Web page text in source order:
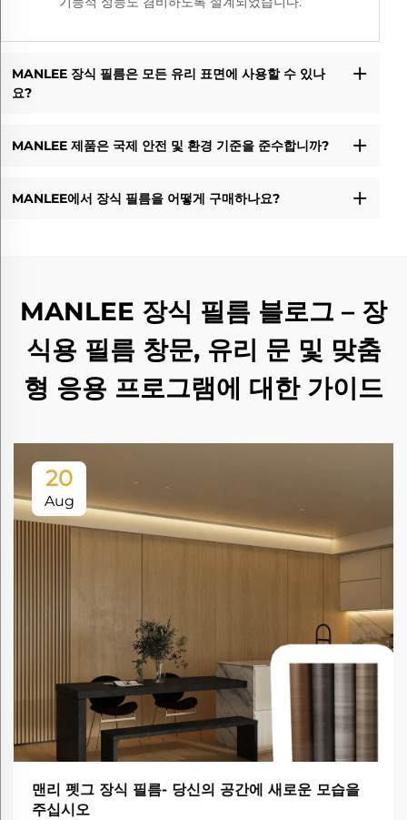
MANLEE 장식 필름은 모든 유리 표면에 사용할 수 있나
요?
MANLEE 제품은 국제 안전 및 환경 기준을 준수합니까?
MANLEE에서 장식 필름을 어떻게 구매하나요?
MANLEE 장식 필름 블로그 – 장
식용 필름 창문, 유리 문 및 맞춤
형 응용 프로그램에 대한 가이드
20
Aug
맨리 펫그 장식 필름- 당신의 공간에 새로운 모습을
주십시오